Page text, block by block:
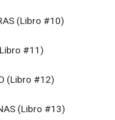
(Libro #10)
#11)
(Libro #12)
(Libro #13)